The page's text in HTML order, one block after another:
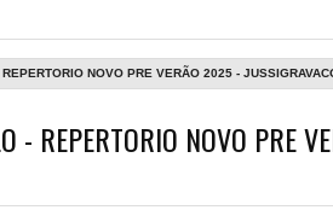
NOVO PRE VERÃO 2025 -
- REPERTORIO NOVO PRE